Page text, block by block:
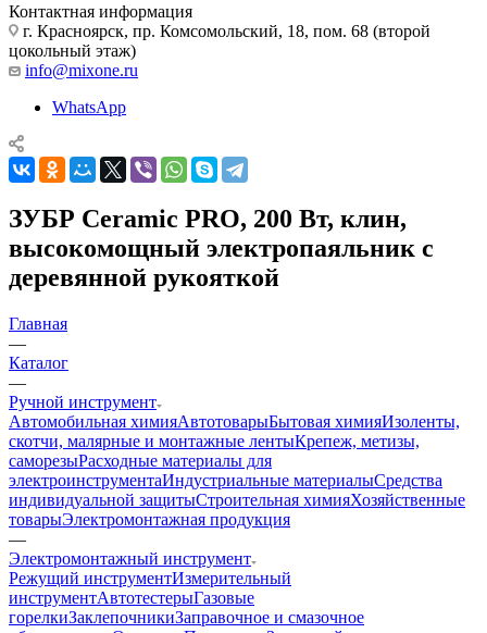
Контактная информация
г. Красноярск, пр. Комсомольский, 18, пом. 68 (второй
цокольный этаж)
info@mixone.ru
WhatsApp
ЗУБР Ceramic PRO, 200 Вт, клин,
высокомощный электропаяльник с
деревянной рукояткой
Главная
—
Каталог
—
Ручной инструмент
Автомобильная химияАвтотоварыБытовая химияИзоленты,
скотчи, малярные и монтажные лентыКрепеж, метизы,
саморезыРасходные материалы для
электроинструментаИндустриальные материалыСредства
индивидуальной защитыСтроительная химияХозяйственные
товарыЭлектромонтажная продукция
—
Электромонтажный инструмент
Режущий инструментИзмерительный
инструментАвтотестерыГазовые
горелкиЗаклепочникиЗаправочное и смазочное